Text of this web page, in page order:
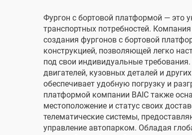
Фургон с бортовой платформой — это
транспортных потребностей.
создания фургонов с бортовой
конструкцией, позволяющей легко
под свои индивидуальные
двигателей, кузовных деталей и
обеспечивает удобную погрузку и
платформой компании BAIC также
местоположение и статус своих
телематические системы,
управление автопарком. Обладая